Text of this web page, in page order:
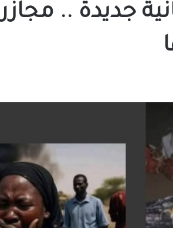
جديدة .. مجازر